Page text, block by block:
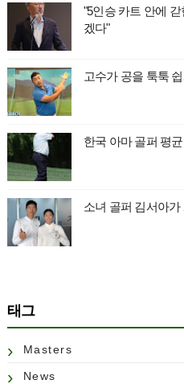
"5인승 카트 안에
겠다"
고수가 공을 툭툭
한국 아마 골퍼 평
소녀 골퍼 김서아가
태그
Masters
News